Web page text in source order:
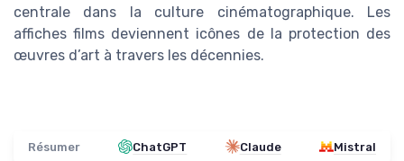
centrale dans la culture cinématographique. Les
affiches films deviennent icônes de la protection des
œuvres d’art à travers les décennies.
Résumer ChatGPT Claude Mistral